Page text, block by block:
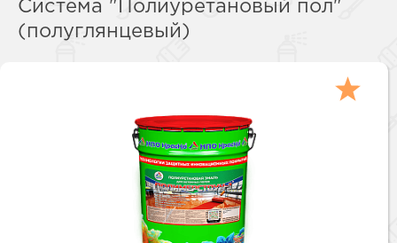
Система "Полиуретановый пол"
(полуглянцевый)